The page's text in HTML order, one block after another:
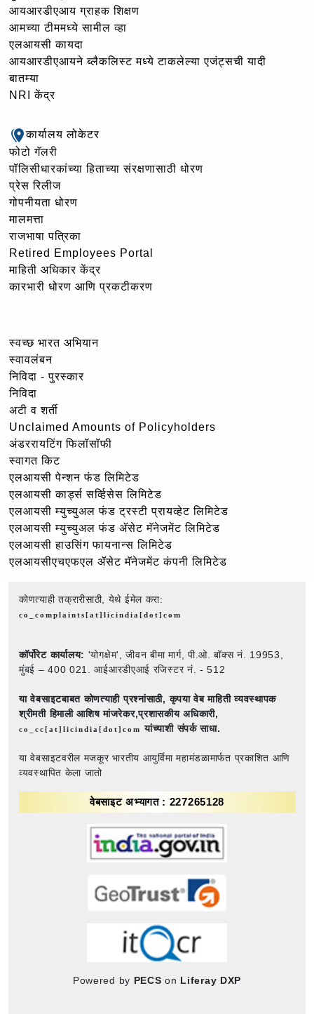
आयआरडीएआय ग्राहक शिक्षण
आमच्या टीममध्ये सामील व्हा
एलआयसी कायदा
आयआरडीएआयने ब्लैकलिस्ट मध्ये टाकलेल्या एजंट्सची यादी
बातम्या
NRI केंद्र
कार्यालय लोकेटर
फोटो गॅलरी
पॉलिसीधारकांच्या हिताच्या संरक्षणासाठी धोरण
प्रेस रिलीज
गोपनीयता धोरण
मालमत्ता
राजभाषा पत्रिका
Retired Employees Portal
माहिती अधिकार केंद्र
कारभारी धोरण आणि प्रकटीकरण
स्वच्छ भारत अभियान
स्वावलंबन
निविदा - पुरस्कार
निविदा
अटी व शर्ती
Unclaimed Amounts of Policyholders
अंडररायटिंग फिलॉसॉफी
स्वागत किट
एलआयसी पेन्शन फंड लिमिटेड
एलआयसी कार्ड्स सर्व्हिसेस लिमिटेड
एलआयसी म्युच्युअल फंड ट्रस्टी प्रायव्हेट लिमिटेड
एलआयसी म्युच्युअल फंड ॲसेट मॅनेजमेंट लिमिटेड
एलआयसी हाउसिंग फायनान्स लिमिटेड
एलआयसीएचएफएल ॲसेट मॅनेजमेंट कंपनी लिमिटेड
कोणत्याही तक्रारीसाठी, येथे ईमेल करा:
co_complaints[at]licindia[dot]com
कॉर्पोरेट कार्यालय: 'योगक्षेम', जीवन बीमा मार्ग, पी.ओ. बॉक्स नं. 19953,
मुंबई – 400 021. आईआरडीएआई रजिस्टर नं. - 512
या वेबसाइटबाबत कोणत्याही प्रश्नांसाठी, कृपया वेब माहिती व्यवस्थापक
श्रीमती हिमाली आशिष मांजरेकर,प्रशासकीय अधिकारी,
co_cc[at]licindia[dot]comयांच्याशी संपर्क साधा.
या वेबसाइटवरील मजकूर भारतीय आयुर्विमा महामंडळामार्फत प्रकाशित आणि
व्यवस्थापित केला जातो
वेबसाइट अभ्यागत : 227265128
Powered by PECS on Liferay DXP